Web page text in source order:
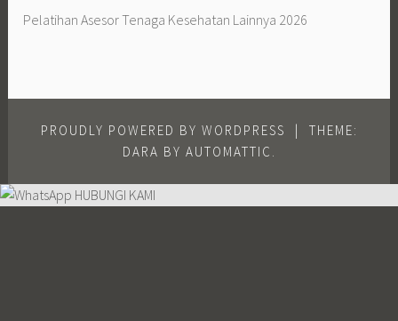
Pelatihan Asesor Tenaga Kesehatan Lainnya 2026
PROUDLY POWERED BY WORDPRESS
THEME:
DARA BY AUTOMATTIC .
HUBUNGI KAMI